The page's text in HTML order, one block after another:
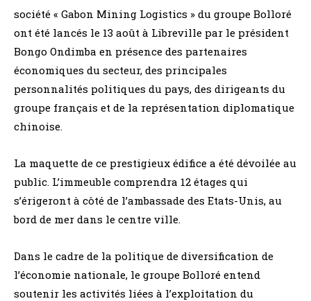
société « Gabon Mining Logistics » du groupe Bolloré
ont été lancés le 13 août à Libreville par le président
Bongo Ondimba en présence des partenaires
économiques du secteur, des principales
personnalités politiques du pays, des dirigeants du
groupe français et de la représentation diplomatique
chinoise.
La maquette de ce prestigieux édifice a été dévoilée au
public. L’immeuble comprendra 12 étages qui
s’érigeront à côté de l’ambassade des Etats-Unis, au
bord de mer dans le centre ville.
Dans le cadre de la politique de diversification de
l’économie nationale, le groupe Bolloré entend
soutenir les activités liées à l’exploitation du